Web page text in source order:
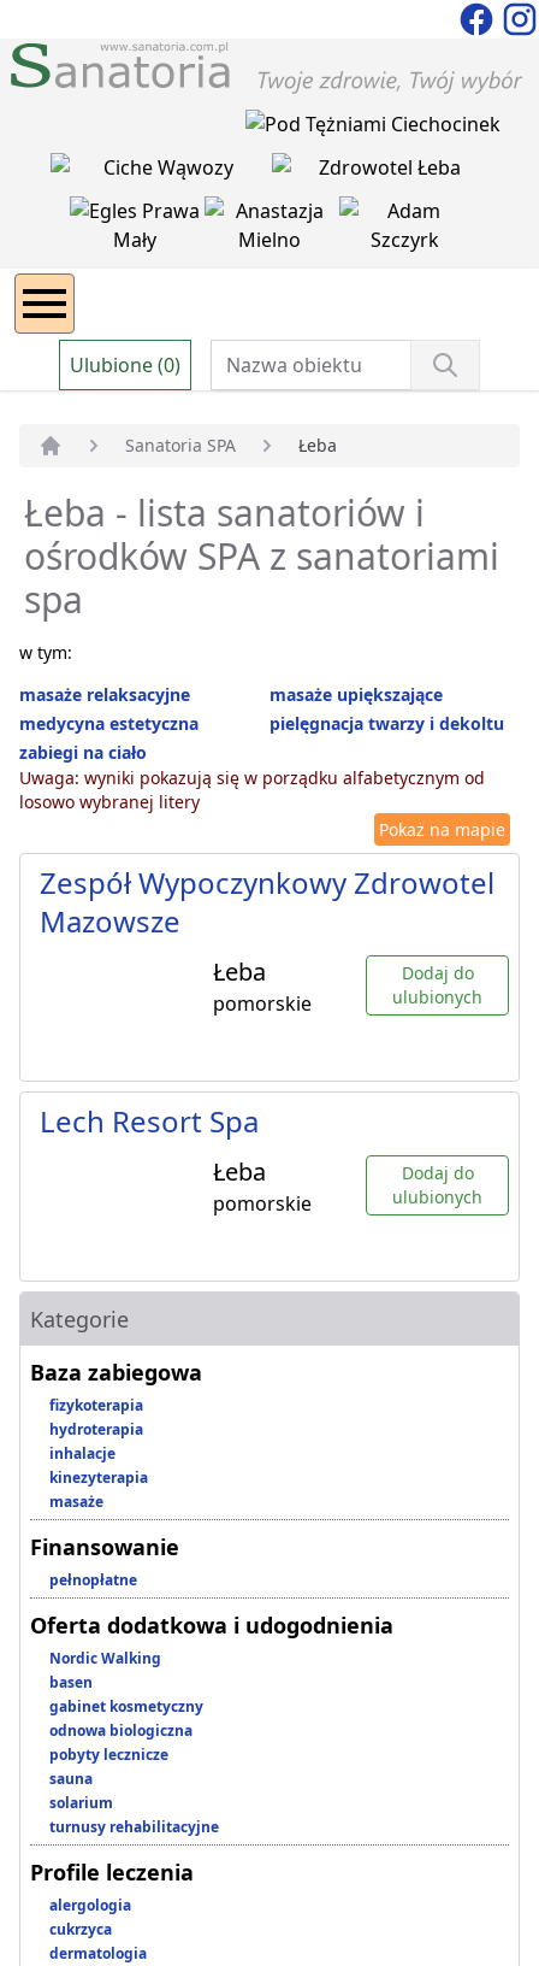
Ulubione (0)
Sanatoria SPA Łeba
Łeba - lista sanatoriów i
ośrodków SPA z sanatoriami
spa
w tym:
masaże relaksacyjne
masaże upiększające
medycyna estetyczna
pielęgnacja twarzy i dekoltu
zabiegi na ciało
Uwaga: wyniki pokazują się w porządku alfabetycznym od
losowo wybranej litery
Pokaż na mapie
Zespół Wypoczynkowy Zdrowotel
Mazowsze
Łeba
pomorskie
Dodaj do
ulubionych
Lech Resort Spa
Łeba
pomorskie
Dodaj do
ulubionych
Kategorie
Baza zabiegowa
fizykoterapia
hydroterapia
inhalacje
kinezyterapia
masaże
Finansowanie
pełnopłatne
Oferta dodatkowa i udogodnienia
Nordic Walking
basen
gabinet kosmetyczny
odnowa biologiczna
pobyty lecznicze
sauna
solarium
turnusy rehabilitacyjne
Profile leczenia
alergologia
cukrzyca
dermatologia